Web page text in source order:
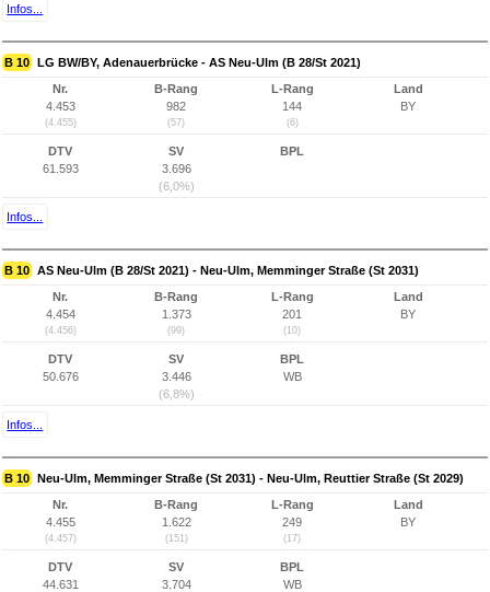
Infos...
B 10 LG BW/BY, Adenauerbrücke - AS Neu-Ulm (B 28/St 2021)
Nr.
4.453
(4.455)
B-Rang
982
(57)
L-Rang
144
(6)
Land
BY
DTV
61.593
SV
3.696
(6,0%)
BPL
Infos...
B 10 AS Neu-Ulm (B 28/St 2021) - Neu-Ulm, Memminger Straße (St 2031)
Nr.
4.454
(4.456)
B-Rang
1.373
(99)
L-Rang
201
(10)
Land
BY
DTV
50.676
SV
3.446
(6,8%)
BPL
WB
Infos...
B 10 Neu-Ulm, Memminger Straße (St 2031) - Neu-Ulm, Reuttier Straße (St 2029)
Nr.
4.455
(4.457)
B-Rang
1.622
(151)
L-Rang
249
(17)
Land
BY
DTV
44.631
SV
3.704
BPL
WB